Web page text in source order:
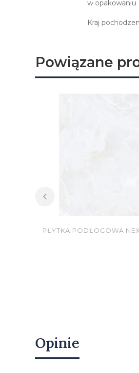
w opakowaniu
Kraj
Powiązane
PŁYTKA PODŁOGOWA
Opinie